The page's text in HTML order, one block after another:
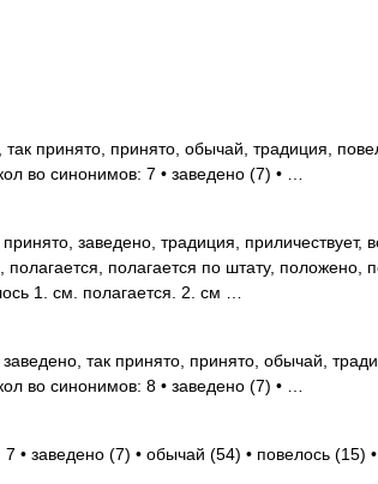
принято, принято, обычай, традиция,
во синонимов: 7 • заведено (7) • …
заведено, традиция, приличествует,
полагается, полагается по штату, положено,
1. см. полагается. 2. см …
так принято, принято, обычай,
во синонимов: 8 • заведено (7) • …
• заведено (7) • обычай (54) • повелось (15) •